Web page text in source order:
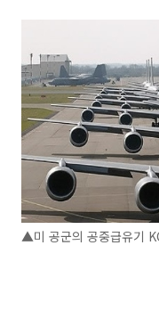
▲미 공군의 공중급유기